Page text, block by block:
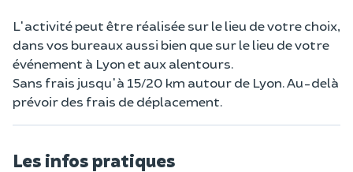
L'activité peut être réalisée sur le lieu de votre choix,
dans vos bureaux aussi bien que sur le lieu de votre
événement à Lyon et aux alentours.
Sans frais jusqu'à 15/20 km autour de Lyon. Au-delà
prévoir des frais de déplacement.
Les infos pratiques